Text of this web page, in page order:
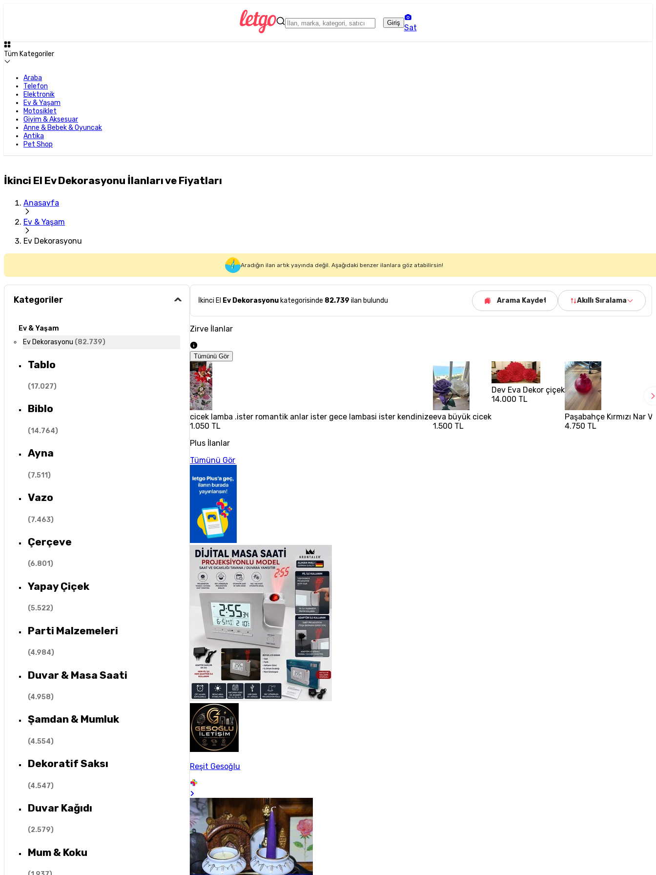
Giriş
Sat
Tüm Kategoriler
Araba
Telefon
Elektronik
Ev & Yaşam
Motosiklet
Giyim & Aksesuar
Anne & Bebek & Oyuncak
Antika
Pet Shop
İkinci El Ev Dekorasyonu İlanları ve Fiyatları
Anasayfa
Ev & Yaşam
Ev Dekorasyonu
Aradığın ilan artık yayında değil. Aşağıdaki benzer ilanlara göz atabilirsin!
Kategoriler
Ev & Yaşam
Ev Dekorasyonu (82.739)
Tablo
(17.027)
Biblo
(14.764)
Ayna
(7.511)
Vazo
(7.463)
Çerçeve
(6.801)
Yapay Çiçek
(5.522)
Parti Malzemeleri
(4.984)
Duvar & Masa Saati
(4.958)
Şamdan & Mumluk
(4.554)
Dekoratif Saksı
(4.547)
Duvar Kağıdı
(2.579)
Mum & Koku
İkinci El Ev Dekorasyonu kategorisinde 82.739 ilan bulundu Arama Kaydet Akıllı Sıralama
Zirve İlanlar
Tümünü Gör
cicek lamba .ister romantik anlar ister gece lambasi ister kendinize
1.050 TL
eva büyük cicek
1.500 TL
Dev Eva Dekor çiçek
14.000 TL
Paşabahçe Kırmızı Nar
4.750 TL
Plus İlanlar
Tümünü Gör
Reşit Gesoğlu